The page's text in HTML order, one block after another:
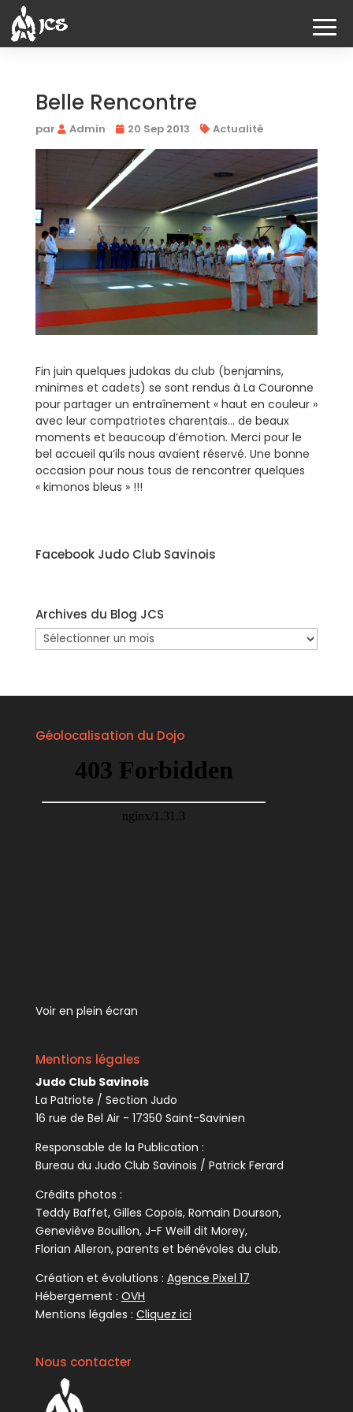
Belle Rencontre
par Admin 20 Sep 2013 Actualité
Fin juin quelques judokas du club (benjamins,
minimes et cadets) se sont rendus à La Couronne
pour partager un entraînement « haut en couleur »
avec leur compatriotes charentais… de beaux
moments et beaucoup d’émotion. Merci pour le
bel accueil qu’ils nous avaient réservé. Une bonne
occasion pour nous tous de rencontrer quelques
« kimonos bleus » !!!
Facebook Judo Club Savinois
Archives du Blog JCS
Archives
du
Géolocalisation du Dojo
Voir en plein écran
Mentions légales
Judo Club Savinois
La Patriote / Section Judo
16 rue de Bel Air - 17350 Saint-Savinien
Responsable de la Publication :
Bureau du Judo Club Savinois / Patrick Ferard
Crédits photos :
Teddy Baffet, Gilles Copois, Romain Dourson,
Geneviève Bouillon, J-F Weill dit Morey,
Florian Alleron, parents et bénévoles du club.
Création et évolutions : Agence Pixel 17
Hébergement : OVH
Mentions légales : Cliquez ici
Nous contacter